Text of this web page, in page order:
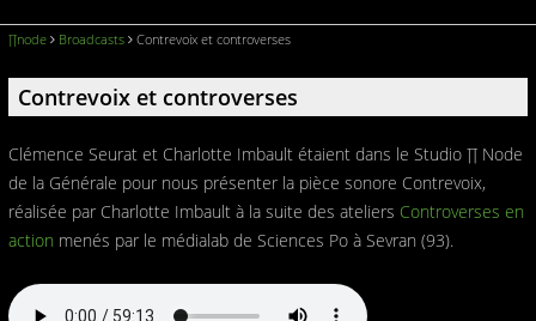
∏node Broadcasts Contrevoix et controverses
Contrevoix et controverses
Clémence Seurat et Charlotte Imbault étaient dans le Studio ∏ Node
de la Générale pour nous présenter la pièce sonore Contrevoix,
réalisée par Charlotte Imbault à la suite des ateliers Controverses en
action menés par le médialab de Sciences Po à Sevran (93).